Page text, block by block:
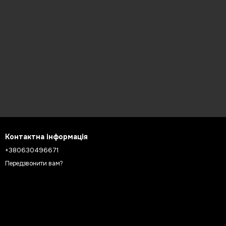
Контактна інформація
+380630496671
Передзвонити вам?